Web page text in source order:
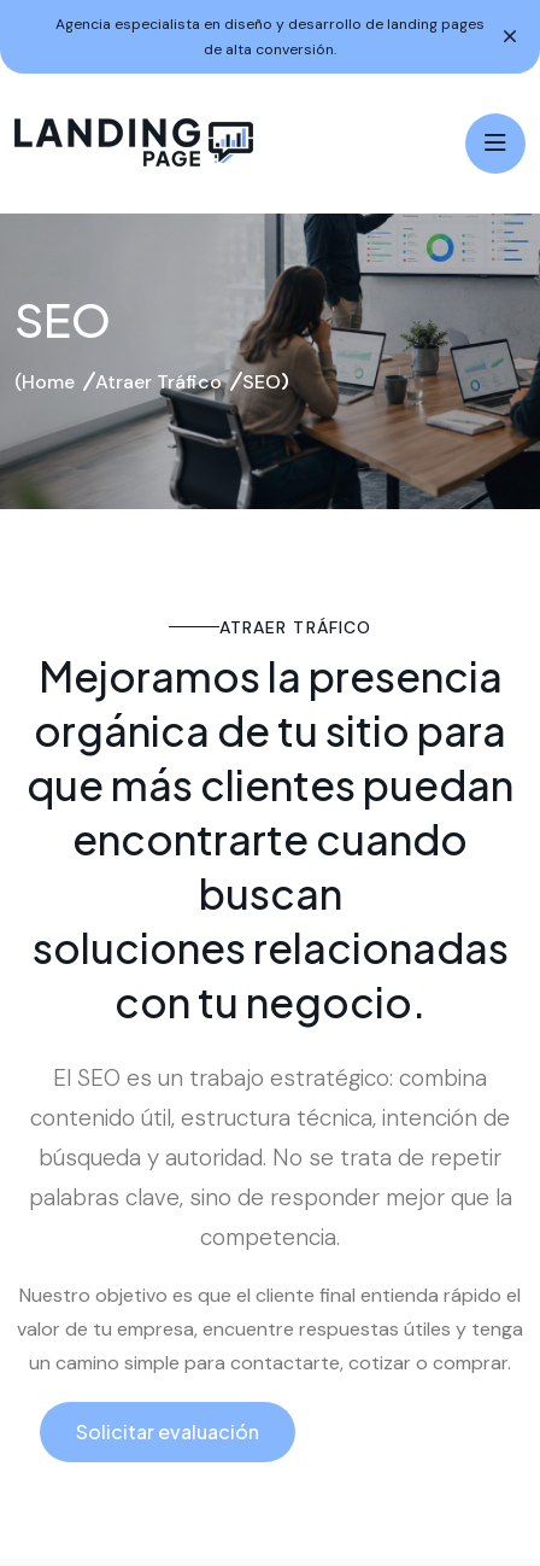
Agencia especialista en diseño y desarrollo de landing pages
de alta conversión.
SEO
Home Atraer Tráfico SEO
ATRAER TRÁFICO
Mejoramos la presencia
orgánica detu sitio para
que más clientes puedan
encontrarte cuando
buscan
soluciones relacionadas
contu negocio.
El SEO es un trabajo estratégico: combina
contenido útil, estructura técnica, intención de
búsqueda y autoridad. No se trata de repetir
palabras clave, sino de responder mejor que la
competencia.
Nuestro objetivo es que el cliente final entienda rápido el
valor de tu empresa, encuentre respuestas útiles y tenga
un camino simple para contactarte, cotizar o comprar.
Solicitar evaluación